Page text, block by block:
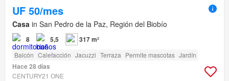
UF 50/mes
Casa in San Pedro de la Paz, Región del Biobío
8 5,5 317 m²
Balcón Calefacción Jacuzzi Terraza Permite mascotas Jardín
Hace 28 días
CENTURY21 ONE